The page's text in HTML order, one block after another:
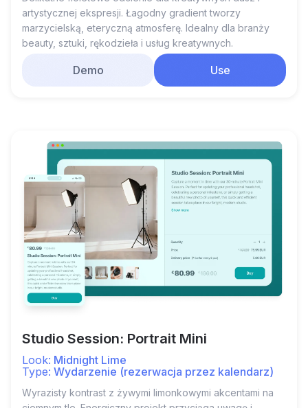
artystycznej ekspresji. Łagodny gradient tworzy
marzycielską, eteryczną atmosferę. Idealny dla branży
beauty, sztuki, rękodzieła i usług kreatywnych.
Demo Use
Studio Session: Portrait Mini
Look: Midnight Lime
Type: Wydarzenie (rezerwacja przez kalendarz)
Wyrazisty kontrast z żywymi limonkowymi akcentami na